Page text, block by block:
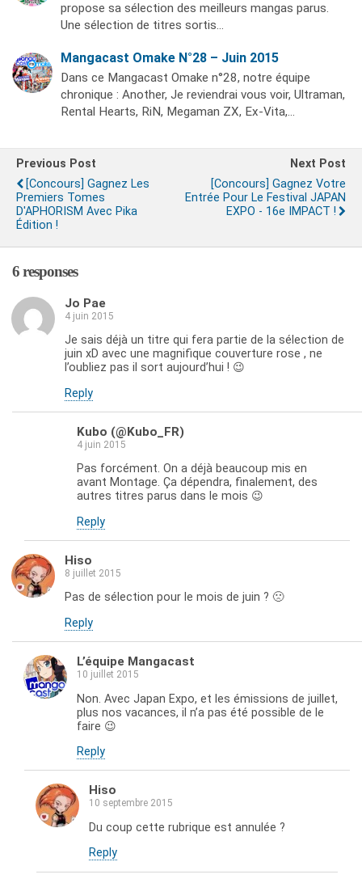
propose sa sélection des meilleurs mangas parus.
Une sélection de titres sortis…
Mangacast Omake N°28 – Juin 2015
Dans ce Mangacast Omake n°28, notre équipe
chronique : Another, Je reviendrai vous voir, Ultraman,
Rental Hearts, RiN, Megaman ZX, Ex-Vita,…
Previous Post
[Concours] Gagnez Les
Premiers Tomes
D'APHORISM Avec Pika
Édition !
Next Post
[Concours] Gagnez Votre
Entrée Pour Le Festival JAPAN
EXPO - 16e IMPACT !
6 responses
Jo Pae
4 juin 2015
Je sais déjà un titre qui fera partie de la sélection de
juin xD avec une magnifique couverture rose , ne
l’oubliez pas il sort aujourd’hui ! 😉
Reply
Kubo (@Kubo_FR)
4 juin 2015
Pas forcément. On a déjà beaucoup mis en
avant Montage. Ça dépendra, finalement, des
autres titres parus dans le mois 😉
Reply
Hiso
8 juillet 2015
Pas de sélection pour le mois de juin ? 🙁
Reply
L’équipe Mangacast
10 juillet 2015
Non. Avec Japan Expo, et les émissions de juillet,
plus nos vacances, il n’a pas été possible de le
faire 😉
Reply
Hiso
10 septembre 2015
Du coup cette rubrique est annulée ?
Reply